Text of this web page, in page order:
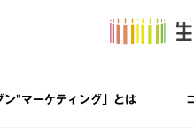
ン"マーケティング」とは